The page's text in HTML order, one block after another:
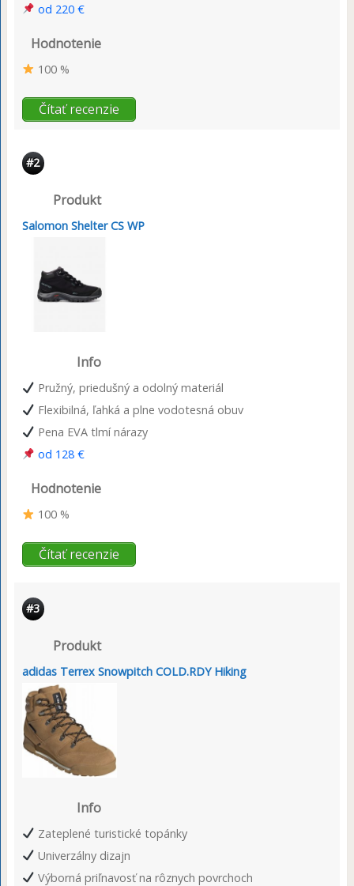
od 220 €
Hodnotenie
100 %
Čítať recenzie
#2
Produkt
Salomon Shelter CS WP
Info
Pružný, priedušný a odolný materiál
Flexibilná, ľahká a plne vodotesná obuv
Pena EVA tlmí nárazy
od 128 €
Hodnotenie
100 %
Čítať recenzie
#3
Produkt
adidas Terrex Snowpitch COLD.RDY Hiking
Info
Zateplené turistické topánky
Univerzálny dizajn
Výborná priľnavosť na rôznych povrchoch